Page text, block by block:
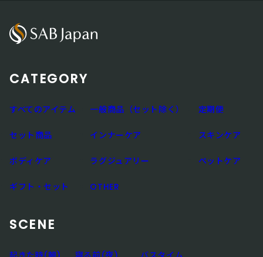
CATEGORY
すべてのアイテム 一般商品（セット除く） 定期便
セット商品 インナーケア スキンケア
ボディケア ラグジュアリー ペットケア
ギフト・セット OTHER
SCENE